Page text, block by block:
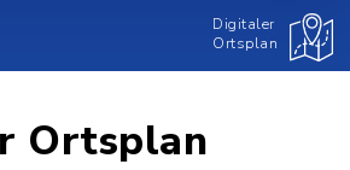
Digitaler
Ortsplan
Ortsplan